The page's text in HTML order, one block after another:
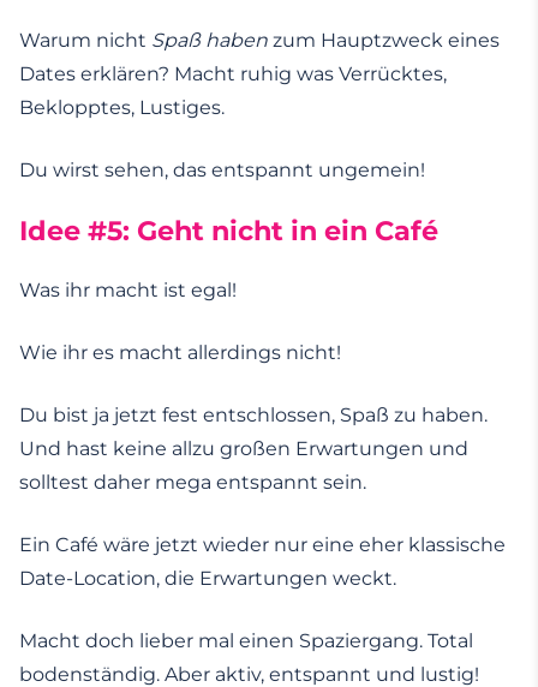
Warum nicht Spaß haben zum Hauptzweck eines
Dates erklären? Macht ruhig was Verrücktes,
Beklopptes, Lustiges.
Du wirst sehen, das entspannt ungemein!
Idee #5: Geht nicht in ein Café
Was ihr macht ist egal!
Wie ihr es macht allerdings nicht!
Du bist ja jetzt fest entschlossen, Spaß zu haben.
Und hast keine allzu großen Erwartungen und
solltest daher mega entspannt sein.
Ein Café wäre jetzt wieder nur eine eher klassische
Date-Location, die Erwartungen weckt.
Macht doch lieber mal einen Spaziergang. Total
bodenständig. Aber aktiv, entspannt und lustig!